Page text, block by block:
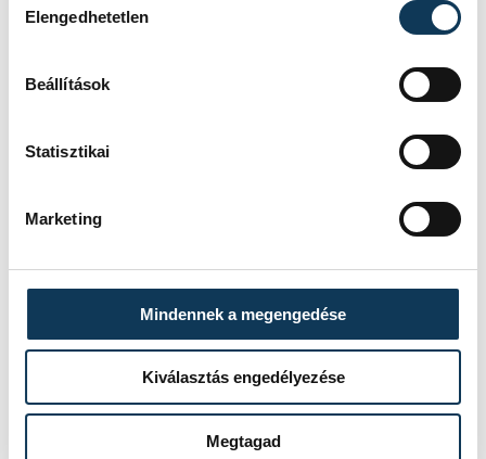
Elengedhetetlen
Beállítások
Statisztikai
Marketing
Mindennek a megengedése
Kiválasztás engedélyezése
Megtagad
TOVÁBBI CIKKEK
KÉK FÉNY